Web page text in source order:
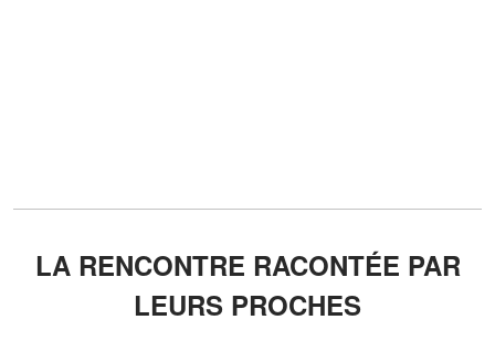
LA RENCONTRE RACONTÉE PAR
LEURS PROCHES